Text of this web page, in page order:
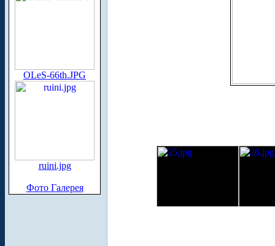
OLeS-66th.JPG
ruini.jpg
Фото Галерея